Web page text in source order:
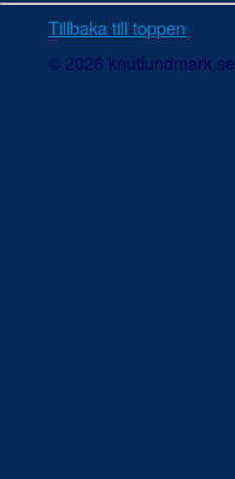
Tillbaka till toppen
© 2026 knutlundmark.se